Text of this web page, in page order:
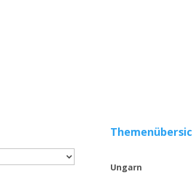
Ungarn